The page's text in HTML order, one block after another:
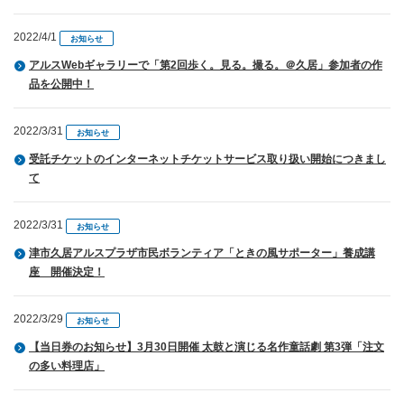
2022/4/1 お知らせ
アルスWebギャラリーで「第2回歩く。見る。撮る。＠久居」参加者の作
品を公開中！
2022/3/31 お知らせ
受託チケットのインターネットチケットサービス取り扱い開始につきまし
て
2022/3/31 お知らせ
津市久居アルスプラザ市民ボランティア「ときの風サポーター」養成講
座 開催決定！
2022/3/29 お知らせ
【当日券のお知らせ】3月30日開催 太鼓と演じる名作童話劇 第3弾「注文
の多い料理店」